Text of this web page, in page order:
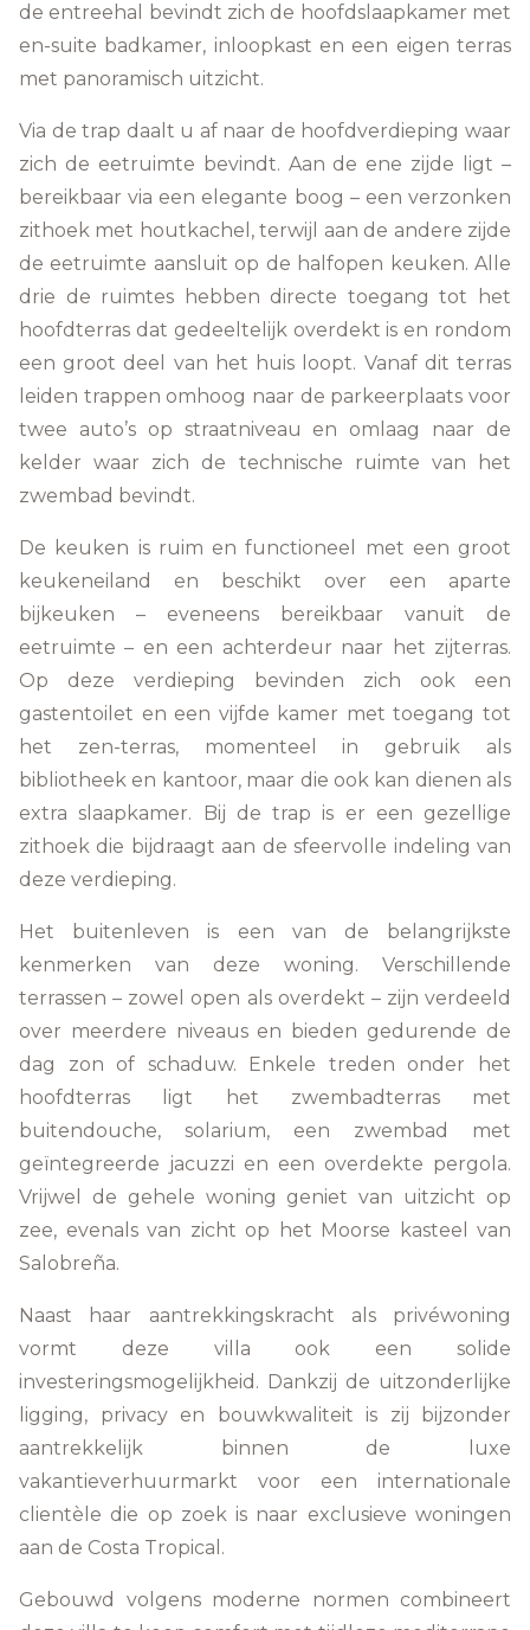
de entreehal bevindt zich de hoofdslaapkamer met
en-suite badkamer, inloopkast en een eigen terras
met panoramisch uitzicht.
Via de trap daalt u af naar de hoofdverdieping waar
zich de eetruimte bevindt. Aan de ene zijde ligt –
bereikbaar via een elegante boog – een verzonken
zithoek met houtkachel, terwijl aan de andere zijde
de eetruimte aansluit op de halfopen keuken. Alle
drie de ruimtes hebben directe toegang tot het
hoofdterras dat gedeeltelijk overdekt is en rondom
een groot deel van het huis loopt. Vanaf dit terras
leiden trappen omhoog naar de parkeerplaats voor
twee auto’s op straatniveau en omlaag naar de
kelder waar zich de technische ruimte van het
zwembad bevindt.
De keuken is ruim en functioneel met een groot
keukeneiland en beschikt over een aparte
bijkeuken – eveneens bereikbaar vanuit de
eetruimte – en een achterdeur naar het zijterras.
Op deze verdieping bevinden zich ook een
gastentoilet en een vijfde kamer met toegang tot
het zen-terras, momenteel in gebruik als
bibliotheek en kantoor, maar die ook kan dienen als
extra slaapkamer. Bij de trap is er een gezellige
zithoek die bijdraagt aan de sfeervolle indeling van
deze verdieping.
Het buitenleven is een van de belangrijkste
kenmerken van deze woning. Verschillende
terrassen – zowel open als overdekt – zijn verdeeld
over meerdere niveaus en bieden gedurende de
dag zon of schaduw. Enkele treden onder het
hoofdterras ligt het zwembadterras met
buitendouche, solarium, een zwembad met
geïntegreerde jacuzzi en een overdekte pergola.
Vrijwel de gehele woning geniet van uitzicht op
zee, evenals van zicht op het Moorse kasteel van
Salobreña.
Naast haar aantrekkingskracht als privéwoning
vormt deze villa ook een solide
investeringsmogelijkheid. Dankzij de uitzonderlijke
ligging, privacy en bouwkwaliteit is zij bijzonder
aantrekkelijk binnen de luxe
vakantieverhuurmarkt voor een internationale
clientèle die op zoek is naar exclusieve woningen
aan de Costa Tropical.
Gebouwd volgens moderne normen combineert